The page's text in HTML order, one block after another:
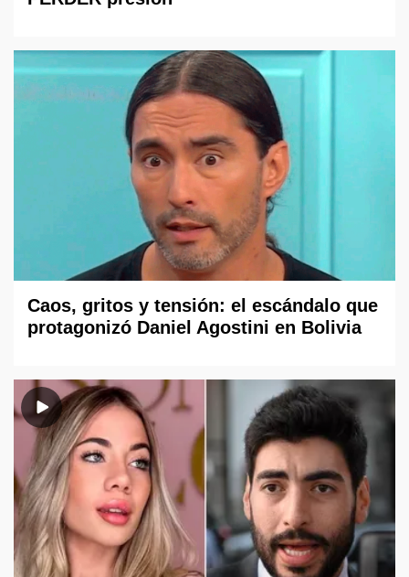
Caos, gritos y tensión: el escándalo que
protagonizó Daniel Agostini en Bolivia